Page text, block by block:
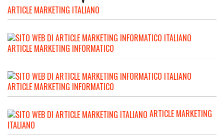
ARTICLE MARKETING ITALIANO
ARTICLE MARKETING INFORMATICO
ARTICLE MARKETING INFORMATICO
ARTICLE MARKETING
ITALIANO